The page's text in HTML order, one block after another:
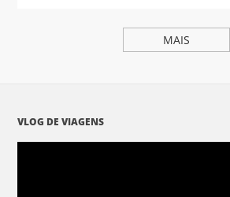
MAIS
VLOG DE VIAGENS